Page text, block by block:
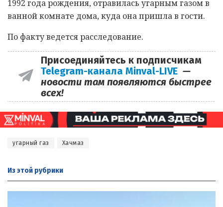
1992 года рождения, отравилась угарным газом в
ванной комнате дома, куда она пришла в гости.
По факту ведется расследование.
Присоединяйтесь к подписчикам
Telegram-канала Minval-LIVE —
новости там появляются быстрее
всех!
угарный газ Хачмаз
Из этой рубрики